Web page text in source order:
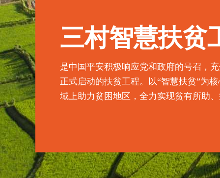
三村智慧扶贫
是中国平安积极响应党和政府的号召，
正式启动的扶贫工程。以“智慧扶贫”为
域上助力贫困地区，全力实现贫有所助